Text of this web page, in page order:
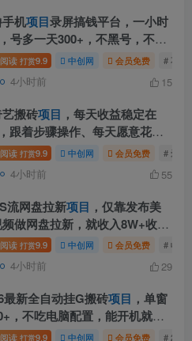
机项目录屏搞钱平台，一小时
号多一天300+，不黑号，不风
需提现直接到账【揭秘】
读 打赏9.9 中创网 会员免费 # 不风
4小时前 15
搬砖项目 ，每天收益稳定在
跟着步骤操作、每天愿意花时
，就可以落地
读 打赏9.9 中创网 会员免费 # 爱奇
4小时前 55
流网盘拉新项目 ，仅靠发布美
做网盘拉新，就收入8W+收
时涨粉38w
读 打赏9.9 中创网 会员免费 # 收益
4小时前 29
最新全自动挂G搬砖项目 ，单窗
，不吃电脑配置，能开机就能
长期做【揭秘】
读 打赏9.9 中创网 会员免费 #